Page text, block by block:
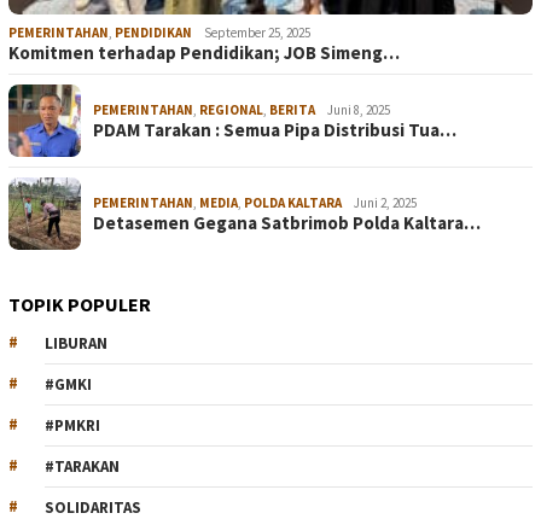
PEMERINTAHAN PENDIDIKAN September 25, 2025
Komitmen terhadap Pendidikan; JOB Simeng…
PEMERINTAHAN REGIONAL BERITA Juni 8, 2025
PDAM Tarakan : Semua Pipa Distribusi Tua…
PEMERINTAHAN MEDIA POLDA KALTARA Juni 2, 2025
Detasemen Gegana Satbrimob Polda Kaltara…
TOPIK POPULER
LIBURAN
#GMKI
#PMKRI
#TARAKAN
SOLIDARITAS